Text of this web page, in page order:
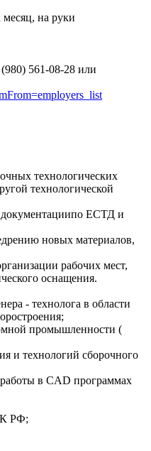
месяц, на руки
561-08-28 или
технологических
технологической
документациипо ЕСТД и
новых материалов,
рабочих мест,
оснащения.
- технолога в области
промышленности (
и технологий сборочного
в CAD программах
РФ;